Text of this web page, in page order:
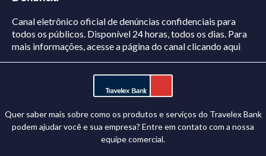
Canal eletrônico oficial de denúncias confidenciais para
todos os públicos. Disponível 24 horas, todos os dias. Para
mais informações, acesse a página do canalclicando aqui
Quer saber mais sobre como os produtos e serviços do Travelex Bank
podem ajudar você e sua empresa? Entre em contato com a nossa
equipe comercial.